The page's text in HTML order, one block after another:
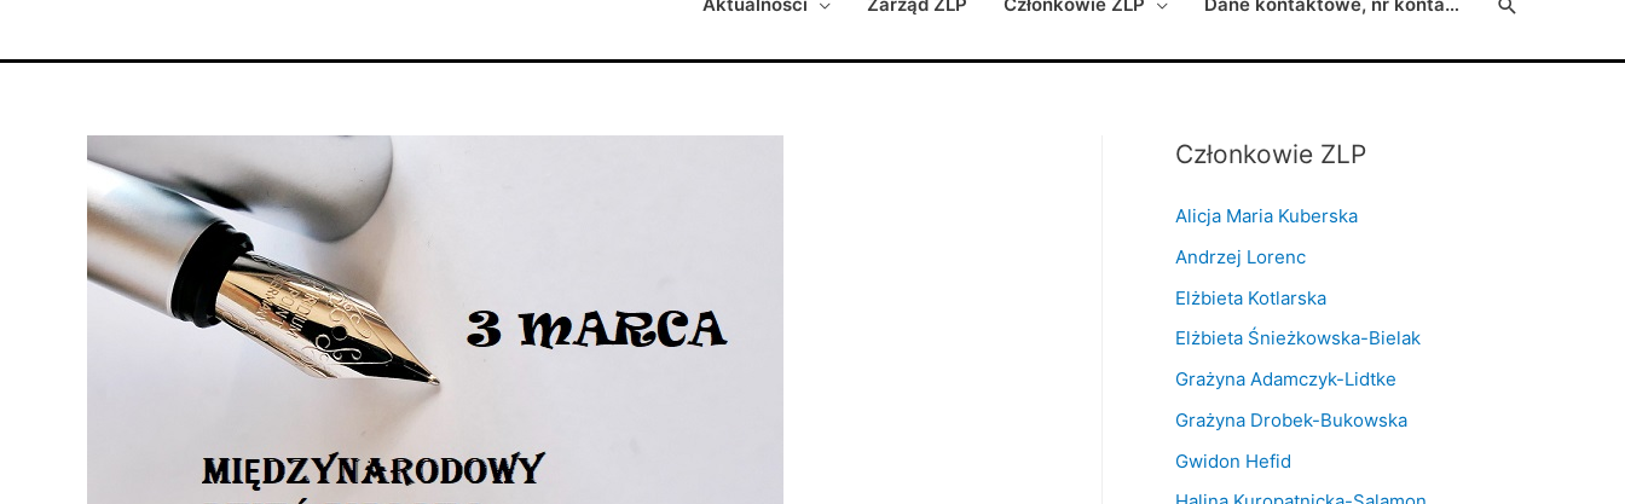
Członkowie ZLP
Alicja Maria Kuberska
Andrzej Lorenc
Elżbieta Kotlarska
Elżbieta Śnieżkowska-Bielak
Grażyna Adamczyk-Lidtke
Grażyna Drobek-Bukowska
Gwidon Hefid